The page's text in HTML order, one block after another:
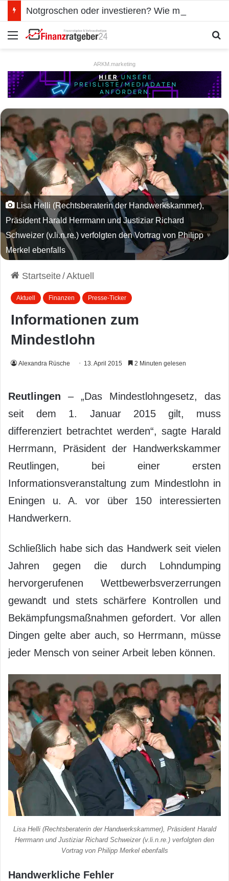
Menü
ARKM.marketing
Lisa Helli (Rechtsberaterin der Handwerkskammer),
Präsident Harald Herrmann und Justiziar Richard
Schweizer (v.li.n.re.) verfolgten den Vortrag von Philipp
Merkel ebenfalls
Startseite/Aktuell
Aktuell Finanzen Presse-Ticker
Informationen zum
Mindestlohn
Alexandra Rüsche 13. April 2015 2 Minuten gelesen
Reutlingen – „Das Mindestlohngesetz, das
seit dem 1. Januar 2015 gilt, muss
differenziert betrachtet werden“, sagte Harald
Herrmann, Präsident der Handwerkskammer
Reutlingen, bei einer ersten
Informationsveranstaltung zum Mindestlohn in
Eningen u. A. vor über 150 interessierten
Handwerkern.
Schließlich habe sich das Handwerk seit vielen
Jahren gegen die durch Lohndumping
hervorgerufenen Wettbewerbsverzerrungen
gewandt und stets schärfere Kontrollen und
Bekämpfungsmaßnahmen gefordert. Vor allen
Dingen gelte aber auch, so Herrmann, müsse
jeder Mensch von seiner Arbeit leben können.
Lisa Helli (Rechtsberaterin der Handwerkskammer), Präsident Harald
Herrmann und Justiziar Richard Schweizer (v.li.n.re.) verfolgten den
Vortrag von Philipp Merkel ebenfalls
Handwerkliche Fehler